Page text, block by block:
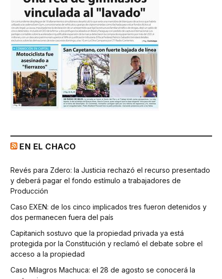
EN EL CHACO
Revés para Zdero: la Justicia rechazó el recurso presentado
y deberá pagar el fondo estímulo a trabajadores de
Producción
Caso EXEN: de los cinco implicados tres fueron detenidos y
dos permanecen fuera del país
Capitanich sostuvo que la propiedad privada ya está
protegida por la Constitución y reclamó el debate sobre el
acceso a la propiedad
Caso Milagros Machuca: el 28 de agosto se conocerá la